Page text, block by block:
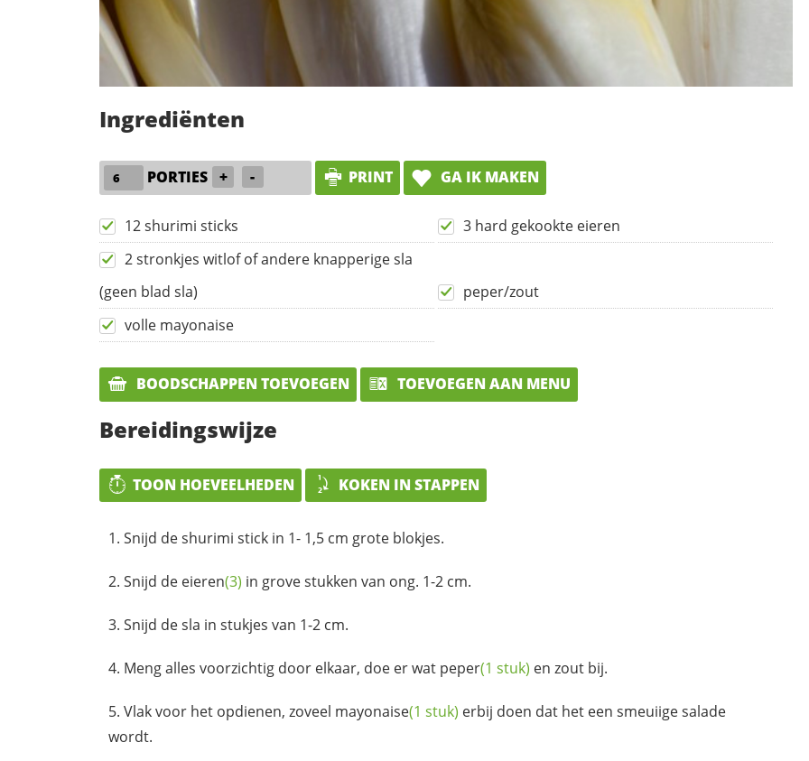
Ingrediënten
PORTIES + - PRINT GA IK MAKEN
12 shurimi sticks
3 hard gekookte eieren
2 stronkjes witlof of andere knapperige sla
(geen blad sla)
peper/zout
volle mayonaise
BOODSCHAPPEN TOEVOEGEN TOEVOEGEN AAN MENU
Bereidingswijze
TOON HOEVEELHEDEN KOKEN IN STAPPEN
Snijd de shurimi stick in 1- 1,5 cm grote blokjes.
Snijd de eieren(3) in grove stukken van ong. 1-2 cm.
Snijd de sla in stukjes van 1-2 cm.
Meng alles voorzichtig door elkaar, doe er wat peper(1 stuk) en zout bij.
Vlak voor het opdienen, zoveel mayonaise(1 stuk) erbij doen dat het een smeuiige salade
wordt.